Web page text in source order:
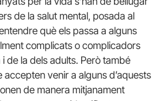
de la salut mental, posada al
què els passa a alguns
complicats o complicadors
de la dels adults. Però també
venir a alguns d’aquests
de manera mitjanament